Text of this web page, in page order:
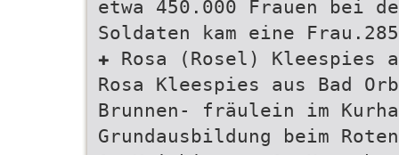
etwa 450.000 Frauen bei
Soldaten kam eine Frau.285
✚ Rosa (Rosel) Kleespies
Rosa Kleespies aus Bad
Brunnen- fräulein im
Grundausbildung beim